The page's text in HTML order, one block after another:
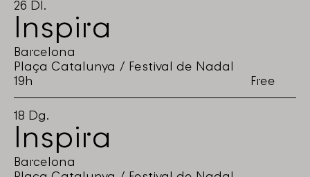
26 Dl.
Inspira
Barcelona
Plaça Catalunya / Festival de Nadal
19h
Free
18 Dg.
Inspira
Barcelona